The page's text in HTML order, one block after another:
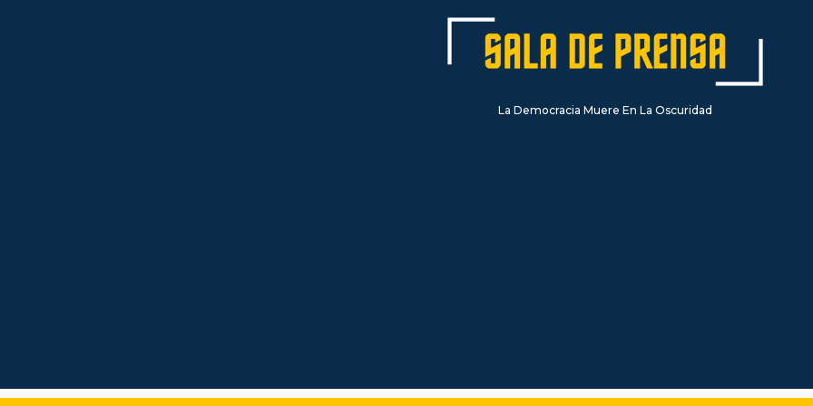
La Democracia Muere En La Oscuridad